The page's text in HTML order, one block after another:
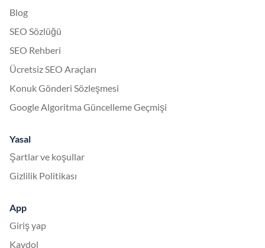
Blog
SEO Sözlüğü
SEO Rehberi
Ücretsiz SEO Araçları
Konuk Gönderi Sözleşmesi
Google Algoritma Güncelleme Geçmişi
Yasal
Şartlar ve koşullar
Gizlilik Politikası
App
Giriş yap
Kaydol